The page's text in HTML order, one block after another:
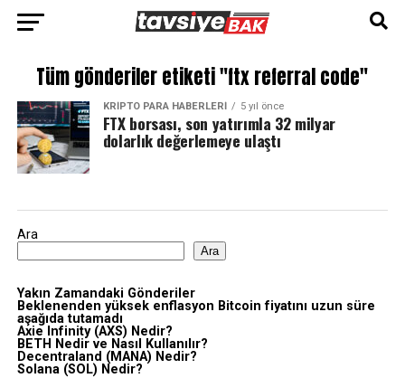
Tüm gönderiler etiketi "ftx referral code"
KRIPTO PARA HABERLERI 5 yıl önce
FTX borsası, son yatırımla 32 milyar
dolarlık değerlemeye ulaştı
Ara
Ara
Yakın Zamandaki Gönderiler
Beklenenden yüksek enflasyon Bitcoin fiyatını uzun süre
aşağıda tutamadı
Axie Infinity (AXS) Nedir?
BETH Nedir ve Nasıl Kullanılır?
Decentraland (MANA) Nedir?
Solana (SOL) Nedir?